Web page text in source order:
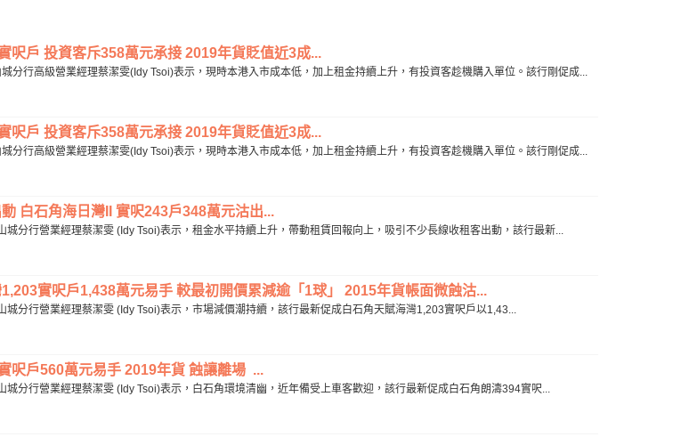
呎戶 投資客斥358萬元承接 2019年貨貶值近3成...
分行高級營業經理蔡潔雯(Idy Tsoi)表示，現時本港入市成本低，加上租金持續上升，有投資客趁機購入單位。該行剛促成...
呎戶 投資客斥358萬元承接 2019年貨貶值近3成...
分行高級營業經理蔡潔雯(Idy Tsoi)表示，現時本港入市成本低，加上租金持續上升，有投資客趁機購入單位。該行剛促成...
白石角海日灣II 實呎243戶348萬元沽出...
城分行營業經理蔡潔雯 (Idy Tsoi)表示，租金水平持續上升，帶動租賃回報向上，吸引不少長線收租客出動，該行最新...
實呎戶1,438萬元易手 較最初開價累減逾「1球」 2015年貨帳面微蝕沽...
城分行營業經理蔡潔雯 (Idy Tsoi)表示，市場減價潮持續，該行最新促成白石角天賦海灣1,203實呎戶以1,43...
呎戶560萬元易手 2019年貨 蝕讓離場 ...
城分行營業經理蔡潔雯 (Idy Tsoi)表示，白石角環境清幽，近年備受上車客歡迎，該行最新促成白石角朗濤394實呎...